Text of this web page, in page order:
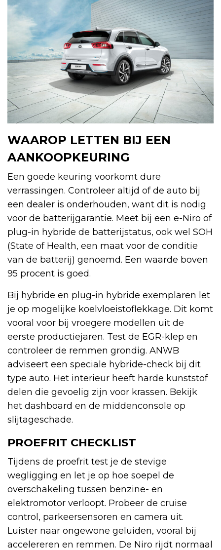
WAAROP LETTEN BIJ EEN
AANKOOPKEURING
Een goede keuring voorkomt dure
verrassingen. Controleer altijd of de auto bij
een dealer is onderhouden, want dit is nodig
voor de batterijgarantie. Meet bij een e-Niro of
plug-in hybride de batterijstatus, ook wel SOH
(State of Health, een maat voor de conditie
van de batterij) genoemd. Een waarde boven
95 procent is goed.
Bij hybride en plug-in hybride exemplaren let
je op mogelijke koelvloeistoflekkage. Dit komt
vooral voor bij vroegere modellen uit de
eerste productiejaren. Test de EGR-klep en
controleer de remmen grondig. ANWB
adviseert een speciale hybride-check bij dit
type auto. Het interieur heeft harde kunststof
delen die gevoelig zijn voor krassen. Bekijk
het dashboard en de middenconsole op
slijtageschade.
PROEFRIT CHECKLIST
Tijdens de proefrit test je de stevige
wegligging en let je op hoe soepel de
overschakeling tussen benzine- en
elektromotor verloopt. Probeer de cruise
control, parkeersensoren en camera uit.
Luister naar ongewone geluiden, vooral bij
accelereren en remmen. De Niro rijdt normaal